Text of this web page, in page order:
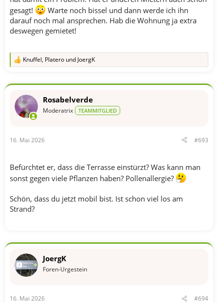
gesagt!
Warte noch bissel und dann werde ich ihn
darauf noch mal ansprechen. Hab die Wohnung ja extra
deswegen gemietet!
R
k
o
:
Knuffel, Platero und JoergK
Rosabelverde
Moderatrix TEAMMITGLIED
16. Mai 2026 #693
Befürchtet er, dass die Terrasse einstürzt? Was kann man
sonst gegen viele Pflanzen haben? Pollenallergie?
Schön, dass du jetzt mobil bist. Ist schon viel los am
Strand?
JoergK
Foren-Urgestein
16. Mai 2026 #694